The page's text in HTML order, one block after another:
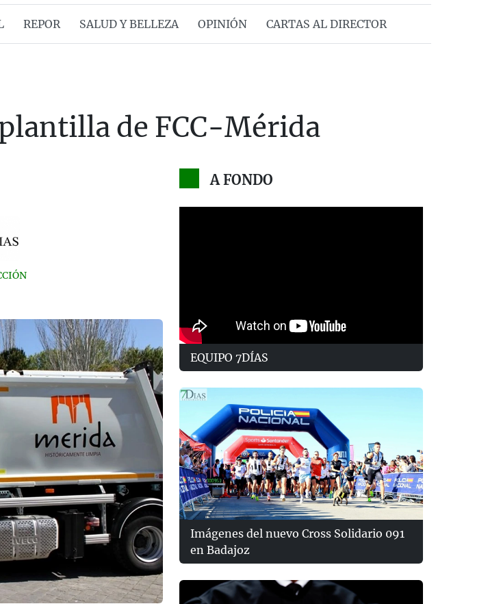
REPOR SALUD Y BELLEZA OPINIÓN CARTAS AL DIRECTOR
de FCC-Mérida
A FONDO
EQUIPO 7DÍAS
Imágenes del nuevo Cross Solidario 091
en Badajoz